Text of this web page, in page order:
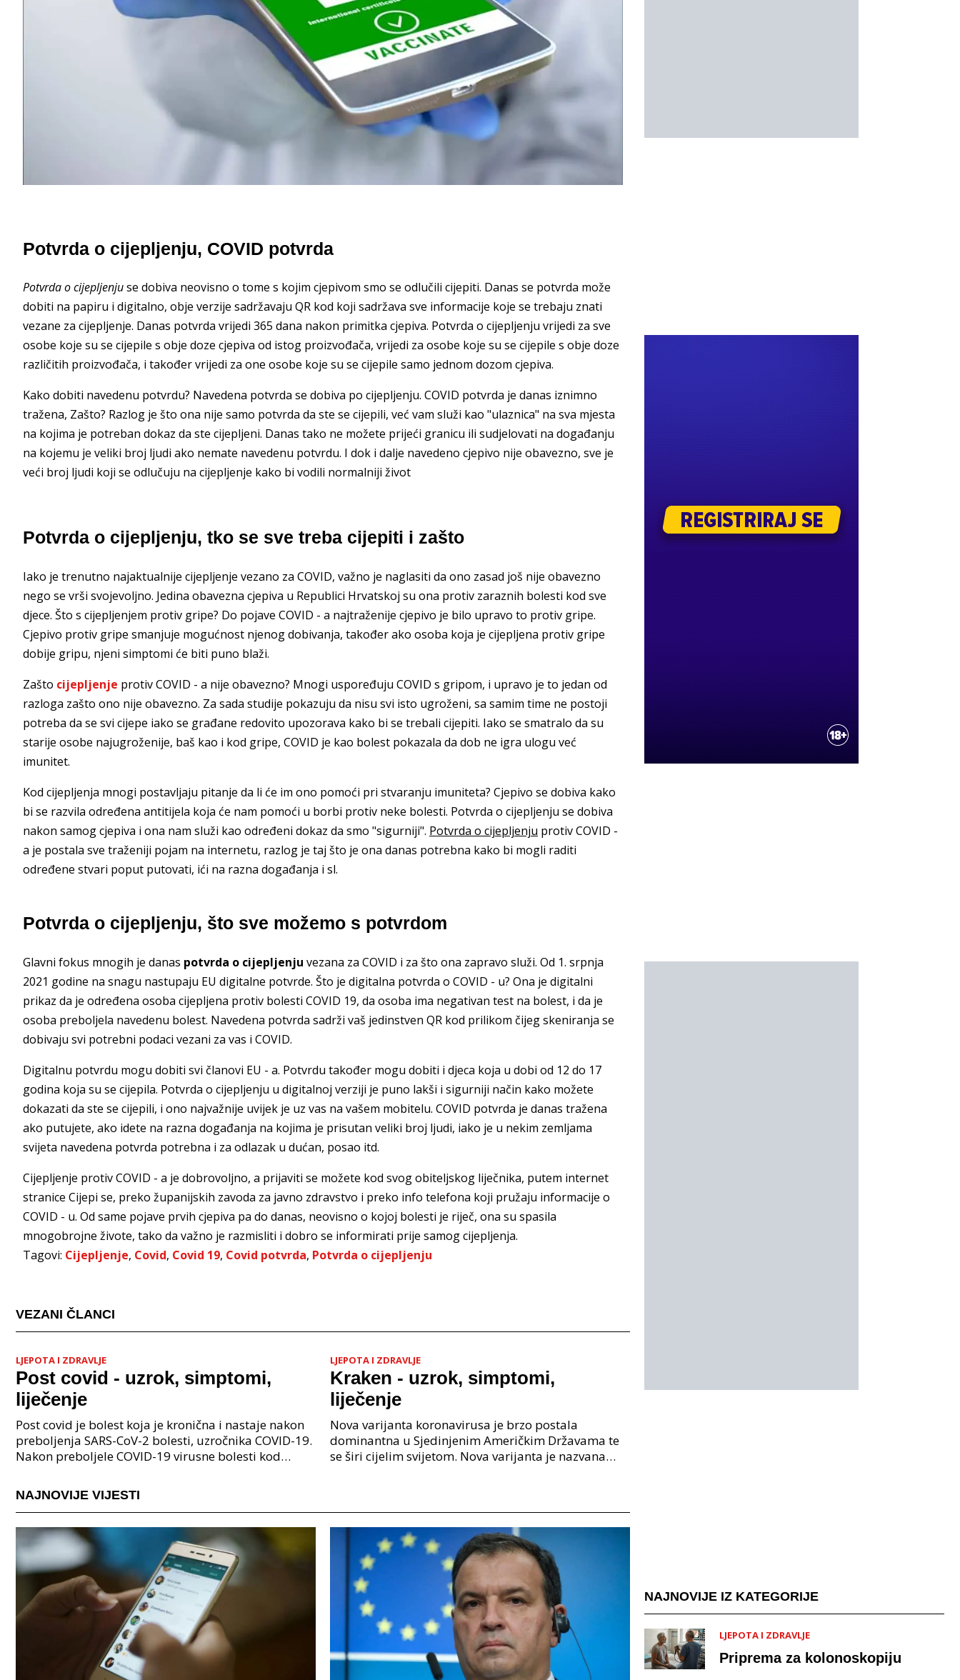
Potvrda o cijepljenju, COVID potvrda
Potvrda o cijepljenjuse dobiva neovisno o tome s kojim cjepivom smo se odlučili cijepiti. Danas se potvrda može
dobiti na papiru i digitalno, obje verzije sadržavaju QR kod koji sadržava sve informacije koje se trebaju znati
vezane za cijepljenje. Danas potvrda vrijedi 365 dana nakon primitka cjepiva. Potvrda o cijepljenju vrijedi za sve
osobe koje su se cijepile s obje doze cjepiva od istog proizvođača, vrijedi za osobe koje su se cijepile s obje doze
različitih proizvođača, i također vrijedi za one osobe koje su se cijepile samo jednom dozom cjepiva.
Kako dobiti navedenu potvrdu? Navedena potvrda se dobiva po cijepljenju. COVID potvrda je danas iznimno
tražena, Zašto? Razlog je što ona nije samo potvrda da ste se cijepili, već vam služi kao "ulaznica" na sva mjesta
na kojima je potreban dokaz da ste cijepljeni. Danas tako ne možete prijeći granicu ili sudjelovati na događanju
na kojemu je veliki broj ljudi ako nemate navedenu potvrdu. I dok i dalje navedeno cjepivo nije obavezno, sve je
veći broj ljudi koji se odlučuju na cijepljenje kako bi vodili normalniji život
Potvrda o cijepljenju, tko se sve treba cijepiti i zašto
Iako je trenutno najaktualnije cijepljenje vezano za COVID, važno je naglasiti da ono zasad još nije obavezno
nego se vrši svojevoljno. Jedina obavezna cjepiva u Republici Hrvatskoj su ona protiv zaraznih bolesti kod sve
djece. Što s cijepljenjem protiv gripe? Do pojave COVID - a najtraženije cjepivo je bilo upravo to protiv gripe.
Cjepivo protiv gripe smanjuje mogućnost njenog dobivanja, također ako osoba koja je cijepljena protiv gripe
dobije gripu, njeni simptomi će biti puno blaži.
Zašto cijepljenje protiv COVID - a nije obavezno? Mnogi uspoređuju COVID s gripom, i upravo je to jedan od
razloga zašto ono nije obavezno. Za sada studije pokazuju da nisu svi isto ugroženi, sa samim time ne postoji
potreba da se svi cijepe iako se građane redovito upozorava kako bi se trebali cijepiti. Iako se smatralo da su
starije osobe najugroženije, baš kao i kod gripe, COVID je kao bolest pokazala da dob ne igra ulogu već
imunitet.
Kod cijepljenja mnogi postavljaju pitanje da li će im ono pomoći pri stvaranju imuniteta? Cjepivo se dobiva kako
bi se razvila određena antitijela koja će nam pomoći u borbi protiv neke bolesti. Potvrda o cijepljenju se dobiva
nakon samog cjepiva i ona nam služi kao određeni dokaz da smo "sigurniji". Potvrda o cijepljenju protiv COVID -
a je postala sve traženiji pojam na internetu, razlog je taj što je ona danas potrebna kako bi mogli raditi
određene stvari poput putovati, ići na razna događanja i sl.
Potvrda o cijepljenju, što sve možemo s potvrdom
Glavni fokus mnogih je danas potvrda o cijepljenju vezana za COVID i za što ona zapravo služi. Od 1. srpnja
2021 godine na snagu nastupaju EU digitalne potvrde. Što je digitalna potvrda o COVID - u? Ona je digitalni
prikaz da je određena osoba cijepljena protiv bolesti COVID 19, da osoba ima negativan test na bolest, i da je
osoba preboljela navedenu bolest. Navedena potvrda sadrži vaš jedinstven QR kod prilikom čijeg skeniranja se
dobivaju svi potrebni podaci vezani za vas i COVID.
Digitalnu potvrdu mogu dobiti svi članovi EU - a. Potvrdu također mogu dobiti i djeca koja u dobi od 12 do 17
godina koja su se cijepila. Potvrda o cijepljenju u digitalnoj verziji je puno lakši i sigurniji način kako možete
dokazati da ste se cijepili, i ono najvažnije uvijek je uz vas na vašem mobitelu. COVID potvrda je danas tražena
ako putujete, ako idete na razna događanja na kojima je prisutan veliki broj ljudi, iako je u nekim zemljama
svijeta navedena potvrda potrebna i za odlazak u dućan, posao itd.
Cijepljenje protiv COVID - a je dobrovoljno, a prijaviti se možete kod svog obiteljskog liječnika, putem internet
stranice Cijepi se, preko županijskih zavoda za javno zdravstvo i preko info telefona koji pružaju informacije o
COVID - u. Od same pojave prvih cjepiva pa do danas, neovisno o kojoj bolesti je riječ, ona su spasila
mnogobrojne živote, tako da važno je razmisliti i dobro se informirati prije samog cijepljenja.
Tagovi: Cijepljenje, Covid, Covid 19, Covid potvrda, Potvrda o cijepljenju
VEZANI ČLANCI
LJEPOTA I ZDRAVLJE
Post covid - uzrok, simptomi,
liječenje
Post covid je bolest koja je kronična i nastaje nakon
preboljenja SARS-CoV-2 bolesti, uzročnika COVID-19.
Nakon preboljele COVID-19 virusne bolesti kod
LJEPOTA I ZDRAVLJE
Kraken - uzrok, simptomi,
liječenje
Nova varijanta koronavirusa je brzo postala
dominantna u Sjedinjenim Američkim Državama te
se širi cijelim svijetom. Nova varijanta je nazvana
NAJNOVIJE VIJESTI
NAJNOVIJE IZ KATEGORIJE
LJEPOTA I ZDRAVLJE
Priprema za kolonoskopiju